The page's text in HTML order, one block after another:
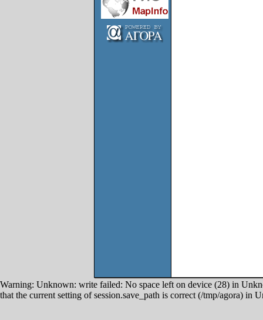
Warning: Unknown: write failed: No space left on device (28) in
that the current setting of session.save_path is correct (/tmp/agora) in